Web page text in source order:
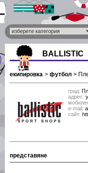
BALLISTIC
екипировка > футбол >
град:
адрес:
е-mail:
сайт:
представяне